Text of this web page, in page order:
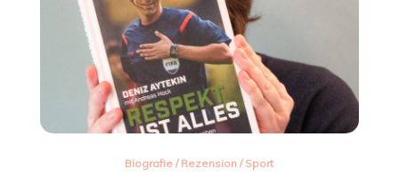
Biografie / Rezension / Sport